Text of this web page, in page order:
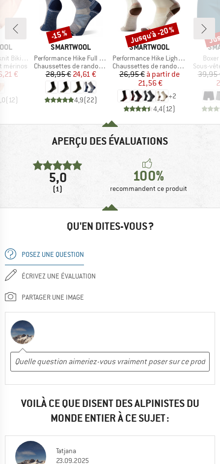
Boxed
mérinos
réduit
€
(12)
MARQUE
SMARTWOOL
Article
Performance Hike Full Cushion Crew
Product group
Chaussettes de randonnée
Prix
28,95 €Prix réduit
24,61 €
4,9(22)
Remise
-15 %
MARQUE
SMARTWOOL
Article
Performance Hike Light Cushion Crew
Product group
Chaussettes de randonnée
Prix
26,95 € Prix réduit
à partir de
21,56 €
+2
4,4(12)
Remise
Jusqu'à -20 %
Article
Product
Sous-
39,95
APERÇU DES ÉVALUATIONS
5,0
(1)
100%
recommandent ce produit
QU'EN DITES-VOUS ?
POSEZ UNE QUESTION
ÉCRIVEZ UNE ÉVALUATION
PARTAGER UNE IMAGE
VOILÀ CE QUE DISENT DES ALPINISTES DU
MONDE ENTIER À CE SUJET :
Tatjana
23.09.2025